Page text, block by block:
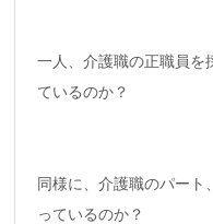
一人、介護職の正職員を
ているのか？
同様に、介護職のパー
っているのか？